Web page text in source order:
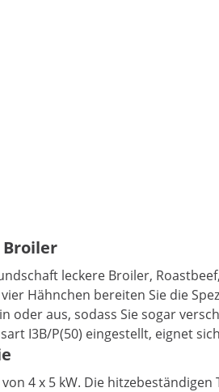
Broiler
leckere Broiler,
Hähnchen bereiten Sie die
oder aus, sodass Sie sogar
I3B/P(50) eingestellt, eignet
4 x 5 kW. Die